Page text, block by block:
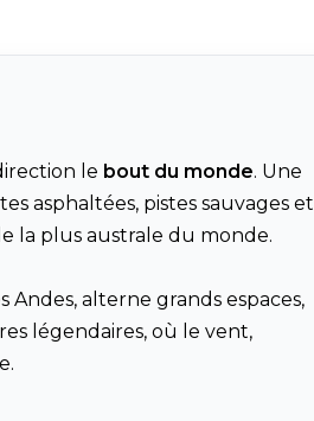
le bout du monde. Une
asphaltées, pistes sauvages et
la plus australe du monde.
Andes, alterne grands espaces,
légendaires, où le vent,